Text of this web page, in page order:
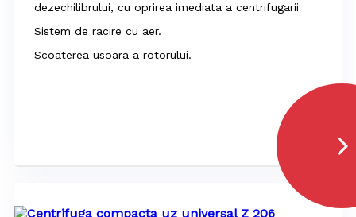
dezechilibrului, cu oprirea imediata a centrifugarii
Sistem de racire cu aer.
Scoaterea usoara a rotorului.